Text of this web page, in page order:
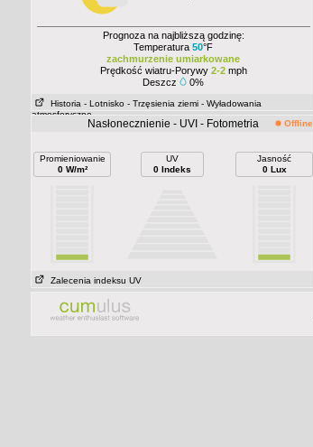
Prognoza na najbliższą godzinę:
Temperatura 50°F
zachmurzenie umiarkowane
Prędkość wiatru-Porywy 2-2mph
Deszcz
0%
Historia - Lotnisko - Trzęsienia ziemi - Wyładowania
atmosferyczne
Nasłonecznienie - UVI - Fotometria Offline
Promieniowanie
0 W/m²
UV
0 Indeks
Jasność
0 Lux
Zalecenia indeksu UV